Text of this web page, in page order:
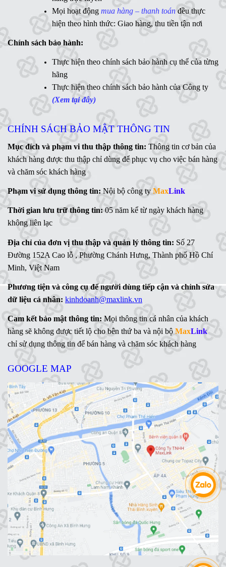
Vân Anh - 0775 163 765)
Hotline:
MaxLink - 0906 730 778
. Linh - 0902 700 727
Mr. Ngữ - 0783 362 416
Mọi hoạt động mua hàng – thanh toán đều thực
hiện theo hình thức: Giao hàng, thu tiền tận nơi
Chính sách bảo hành:
Thực hiện theo chính sách bảo hành cụ thể của từng
hãng
Thực hiện theo chính sách bảo hành của Công ty
(Xem tại đây)
CHÍNH SÁCH BẢO MẬT THÔNG TIN
Mục đích và phạm vi thu thập thông tin: Thông tin cơ bản của
khách hàng được thu thập chỉ dùng để phục vụ cho việc bán hàng
và chăm sóc khách hàng
Phạm vi sử dụng thông tin: Nội bộ công tyMaxLink
Thời gian lưu trữ thông tin:05 năm kể từ ngày khách hàng
không liên lạc
Địa chỉ của đơn vị thu thập và quản lý thông tin: Số 27
Đường 152A Cao lỗ , Phường Chánh Hưng, Thành phố Hồ Chí
Minh, Việt Nam
Phương tiện và công cụ để người dùng tiếp cận và chỉnh sửa
dữ liệu cá nhân: kinhdoanh@maxlink.vn
Cam kết bảo mật thông tin: Mọi thông tin cá nhân của khách
hàng sẽ không được tiết lộ cho bên thứ ba và nội bộMaxLink
chỉ sử dụng thông tin để bán hàng và chăm sóc khách hàng
GOOGLE MAP